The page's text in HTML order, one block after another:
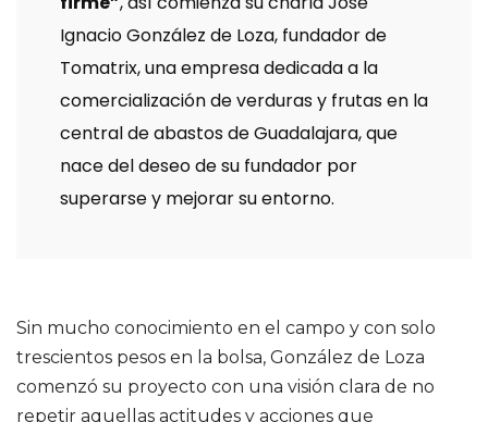
Ignacio González de Loza, fundador de
Tomatrix, una empresa dedicada a la
comercialización de verduras y frutas en la
central de abastos de Guadalajara, que
nace del deseo de su fundador por
superarse y mejorar su entorno.
Sin mucho conocimiento en el campo y con solo
trescientos pesos en la bolsa, González de Loza
comenzó su proyecto con una visión clara de no
repetir aquellas actitudes y acciones que